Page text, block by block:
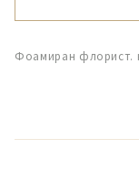
Фоамиран флорист.